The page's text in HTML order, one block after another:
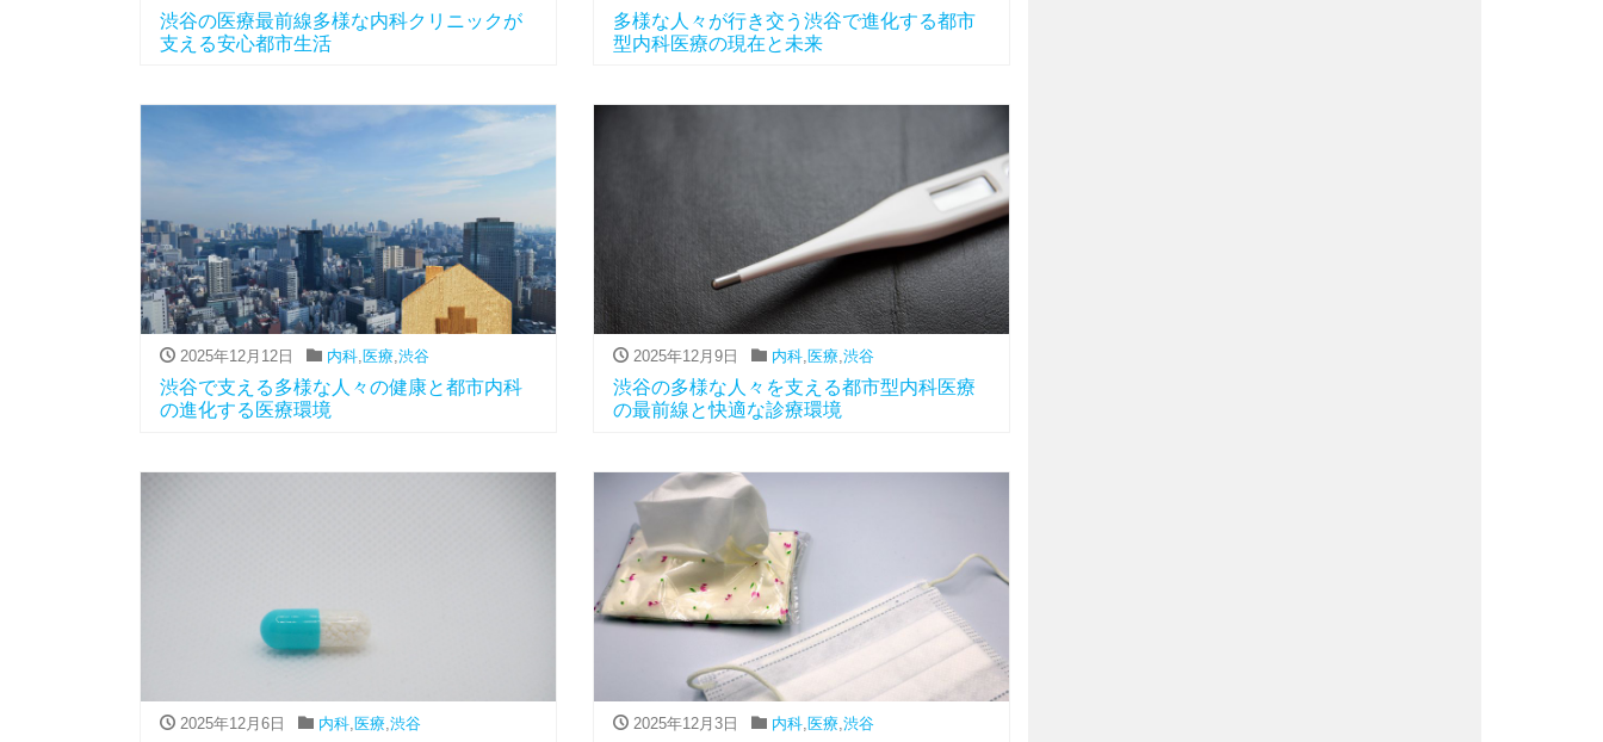
渋谷の医療最前線多様な内科クリニックが
支える安心都市生活
多様な人々が行き交う渋谷で進化する都市
型内科医療の現在と未来
2025年12月12日 内科, 医療, 渋谷
渋谷で支える多様な人々の健康と都市内科
の進化する医療環境
2025年12月9日 内科, 医療, 渋谷
渋谷の多様な人々を支える都市型内科医療
の最前線と快適な診療環境
2025年12月6日 内科, 医療, 渋谷 2025年12月3日 内科, 医療, 渋谷